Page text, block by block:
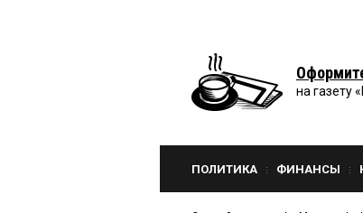
на газету
ПОЛИТИКА ФИНАНСЫ